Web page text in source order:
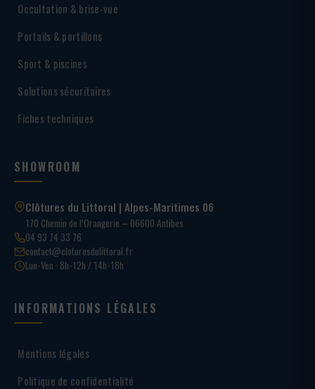
Occultation & brise-vue
Portails & portillons
Sport & piscines
Solutions sécuritaires
Fiches techniques
SHOWROOM
Clôtures du Littoral | Alpes-Maritimes 06
170 Chemin de l’Orangerie – 06600 Antibes
04 93 74 33 76
contact@cloturesdulittoral.fr
Lun-Ven · 8h-12h / 14h-18h
INFORMATIONS LÉGALES
Mentions légales
Politique de confidentialité